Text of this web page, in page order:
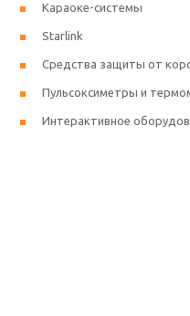
Караоке-системы
Starlink
Средства защиты от
Пульсоксиметры и
Интерактивное